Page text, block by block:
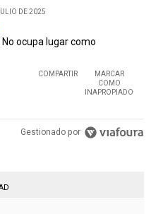
DE 2025
ocupa lugar como
COMPARTIR
MARCAR
COMO
INAPROPIADO
Gestionado por